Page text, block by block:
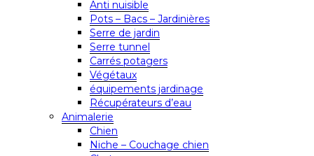
Anti nuisible
Pots – Bacs – Jardinières
Serre de jardin
Serre tunnel
Carrés potagers
Végétaux
équipements jardinage
Récupérateurs d’eau
Animalerie
Chien
Niche – Couchage chien